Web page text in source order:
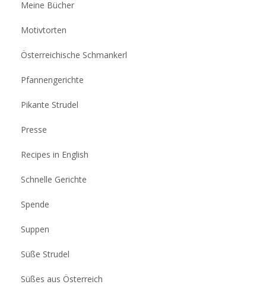
Meine Bücher
Motivtorten
Österreichische Schmankerl
Pfannengerichte
Pikante Strudel
Presse
Recipes in English
Schnelle Gerichte
Spende
Suppen
Süße Strudel
Süßes aus Österreich